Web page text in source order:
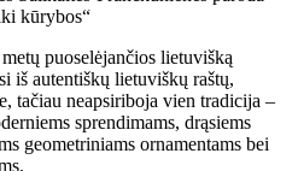
puoselėjančios lietuvišką
iš autentiškų lietuviškų raštų,
tačiau neapsiriboja vien tradicija –
sprendimams, drąsiems
geometriniams ornamentams bei